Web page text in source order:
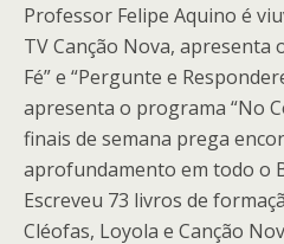
Professor Felipe Aquino é
TV Canção Nova, apresenta
Fé” e “Pergunte e
apresenta o programa “No
finais de semana prega
aprofundamento em todo o
Escreveu 73 livros de
Cléofas, Loyola e Canção